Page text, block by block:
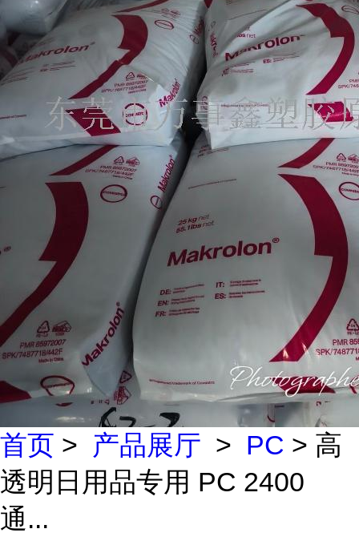
首页 > 产品展厅 > PC > 高
透明日用品专用 PC 2400
通...